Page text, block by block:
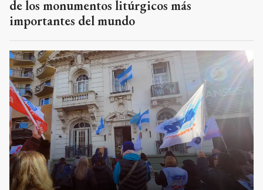
de los monumentos litúrgicos más
importantes del mundo